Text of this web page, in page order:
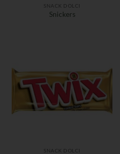
SNACK DOLCI
Snickers
SNACK DOLCI